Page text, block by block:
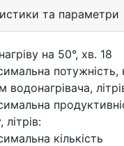
та параметри
на 50°, хв. 18
потужність,
водонагрівача,
літрів:
кількість